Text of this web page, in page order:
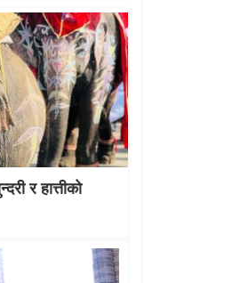
र हात्तीको